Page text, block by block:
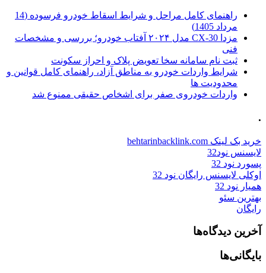
راهنمای کامل مراحل و شرایط اسقاط خودرو فرسوده (14
مرداد 1405)
مزدا CX-30 مدل ۲۰۲۴ آفتاب خودرو؛ بررسی و مشخصات
فنی
ثبت نام سامانه سخا تعویض پلاک و احراز سکونت
شرایط واردات خودرو به مناطق آزاد، راهنمای کامل قوانین و
محدودیت ها
واردات خودروی صفر برای اشخاص حقیقی ممنوع شد
.
خرید بک لینک behtarinbacklink.com
لایسنس نود32
پسورد نود 32
اوکلی لایسنس رایگان نود 32
همیار نود 32
بهترین سئو
رایگان
آخرین دیدگاه‌ها
بایگانی‌ها